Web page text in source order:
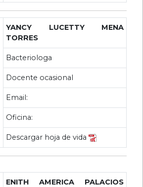
YANCY LUCETTY MENA
TORRES
Bacteriologa
Docente ocasional
Email:
Oficina:
Descargar hoja de vida
ENITH AMERICA PALACIOS